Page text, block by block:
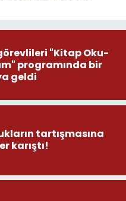
"Kitap Oku-
programında bir
geldi
tartışmasına
karıştı!